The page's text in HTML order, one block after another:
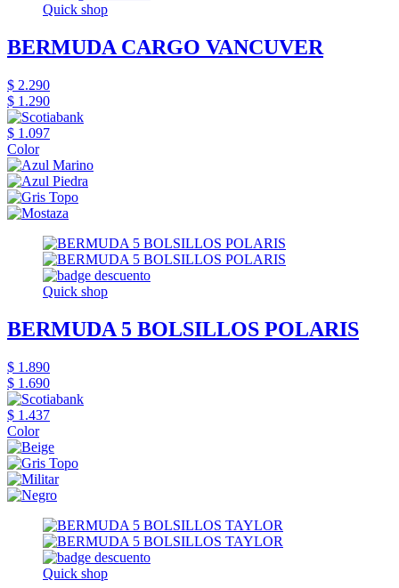
Quick shop
BERMUDA CARGO VANCUVER
$ 2.290
$ 1.290
$ 1.097
Color
Quick shop
BERMUDA 5 BOLSILLOS POLARIS
$ 1.890
$ 1.690
$ 1.437
Color
Quick shop